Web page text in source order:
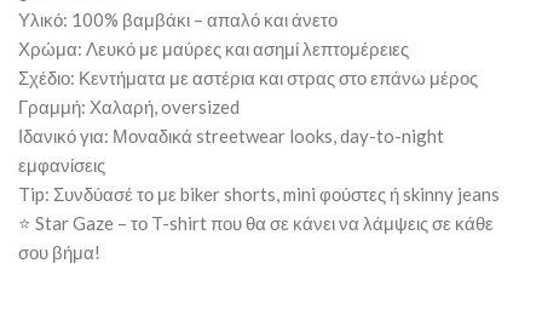
Υλικό: 100% βαμβάκι – απαλό και άνετο
Χρώμα: Λευκό με μαύρες και ασημί λεπτομέρειες
Σχέδιο: Κεντήματα με αστέρια και στρας στο επάνω μέρος
Γραμμή: Χαλαρή, oversized
Ιδανικό για: Μοναδικά streetwear looks, day-to-night
εμφανίσεις
Tip: Συνδύασέ το με biker shorts, mini φούστες ή skinny jeans
⭐ Star Gaze – το T-shirt που θα σε κάνει να λάμψεις σε κάθε
σου βήμα!